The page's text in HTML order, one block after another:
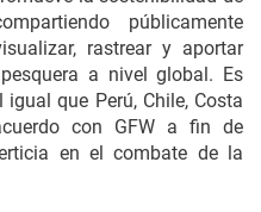
públicamente
rastrear y aportar
a nivel global. Es
que Perú, Chile, Costa
con GFW a fin de
en el combate de la